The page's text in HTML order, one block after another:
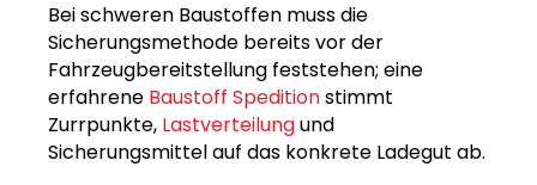
Bei schweren Baustoffen muss die
Sicherungsmethode bereits vor der
Fahrzeugbereitstellung feststehen; eine
erfahrene Baustoff Speditionstimmt
Zurrpunkte, Lastverteilungund
Sicherungsmittel auf das konkrete Ladegut ab.